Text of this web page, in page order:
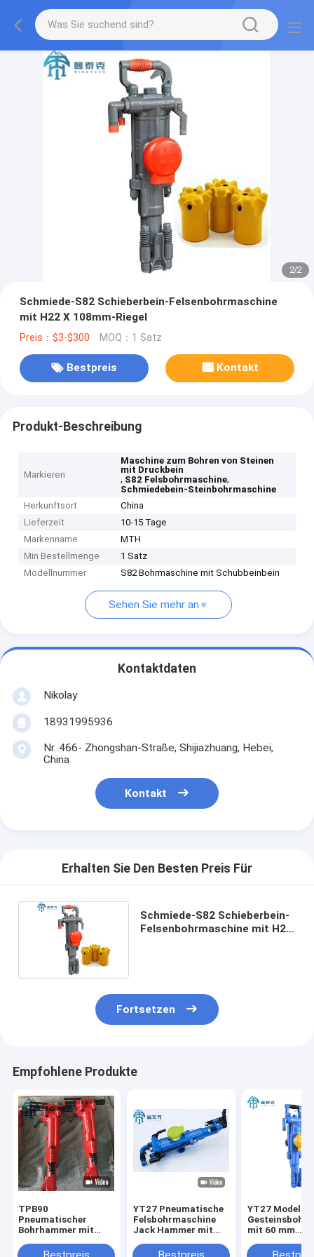
2/2
Schmiede-S82 Schieberbein-Felsenbohrmaschine
mit H22 X 108mm-Riegel
Preis：$3-$300 MOQ：1 Satz
Bestpreis Kontakt
Produkt-Beschreibung
Markieren
Maschine zum Bohren von Steinen
mit Druckbein
, S82 Felsbohrmaschine,
Schmiedebein-Steinbohrmaschine
Herkunftsort
China
Lieferzeit
10-15 Tage
Markenname
MTH
Min Bestellmenge
1 Satz
Modellnummer
S82 Bohrmaschine mit Schubbeinbein
Sehen Sie mehr an
Kontaktdaten
Nikolay
18931995936
Nr. 466- Zhongshan-Straße, Shijiazhuang, Hebei,
China
Kontakt
Erhalten Sie Den Besten Preis Für
Schmiede-S82 Schieberbein-
Felsenbohrmaschine mit H22
Fortsetzen
Empfohlene Produkte
TPB90
Pneumatischer
Bohrhammer mit
Kolbendurchmesser,
YT27 Pneumatische
Felsbohrmaschine
Jack Hammer mit
Größe 27 kg Gewicht
YT27 Modell-
mit 60 mm
45